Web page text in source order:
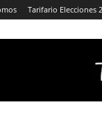
Tarifario Elecciones